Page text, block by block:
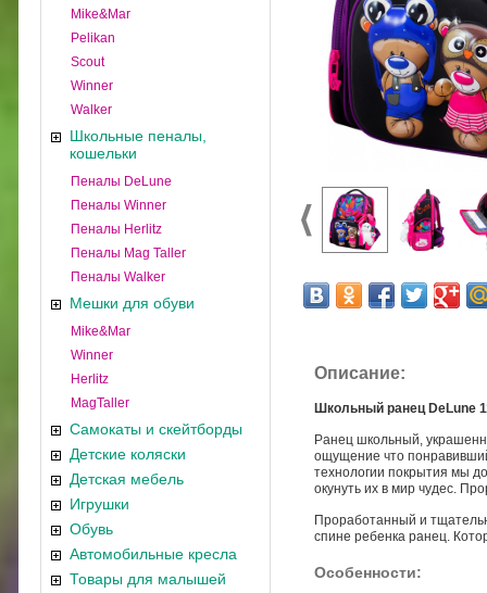
Mike&Mar
Pelikan
Scout
Winner
Walker
Школьные пеналы,
кошельки
Пеналы DeLune
Пеналы Winner
Пеналы Herlitz
Пеналы Mag Taller
Пеналы Walker
Мешки для обуви
Mike&Mar
Winner
Herlitz
MagTaller
Самокаты и скейтборды
Детские коляски
Детская мебель
Игрушки
Обувь
Автомобильные кресла
Товары для малышей
Описание:
Школьный ранец DeLune
Ранец школьный,
ощущение что
технологии покрытия мы
окунуть их в мир чудес.
Проработанный и
спине ребенка ранец.
Особенности: